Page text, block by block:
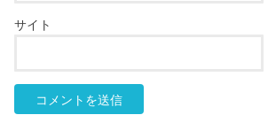
サイト